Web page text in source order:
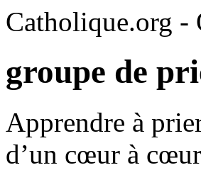
Catholique.org -
groupe de
Apprendre à
d’un cœur à